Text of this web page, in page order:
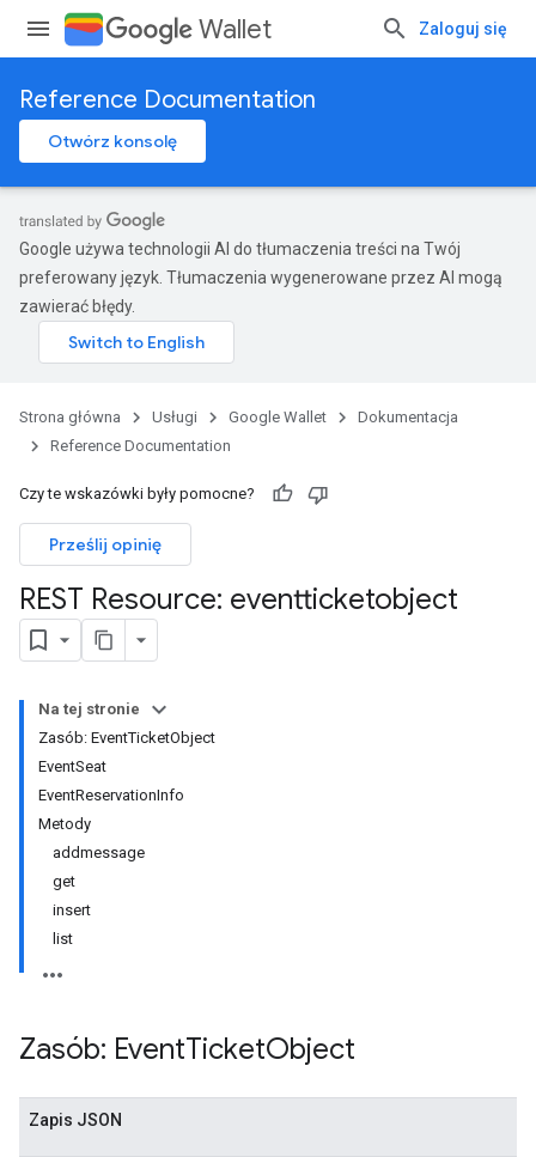
Wallet Zaloguj się
Reference Documentation
Otwórz konsolę
Google używa technologii AI do tłumaczenia treści na Twój
preferowany język. Tłumaczenia wygenerowane przez AI mogą
zawierać błędy.
Strona główna Usługi Google Wallet
Dokumentacja
Reference Documentation
Czy te wskazówki były pomocne?
Prześlij opinię
REST Resource: eventticketobject
Na tej stronie
Zasób: EventTicketObject
EventSeat
EventReservationInfo
Metody
addmessage
get
insert
list
Zasób: EventTicketObject
Zapis JSON